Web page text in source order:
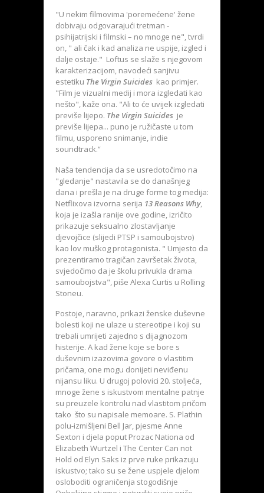
"U nekim filmovima 'poremećene' žene
dobivaju odgovarajući tretman -
psihijatrijski i filmski – no mnoge ne", tvrdi
on, " ali čak i kad analiza ne uspije, izgled i
dalje ostaje." Loftus se slaže s njegovom
karakterizacijom, navodeći sanjivu
estetiku The Virgin Suicides kao primjer.
"Film je vizualni medij i mora izgledati kao
nešto", kaže ona. "Ali to će uvijek izgledati
previše lijepo. The Virgin Suicides je
previše lijepa... puno je ružičaste u tom
filmu, usporeno snimanje, indie
soundtrack.“
Naša tendencija da se usredotočimo na
"gledanje" nastavila se do današnjeg
dana i prešla je na druge forme tog medija:
Netflixova izvorna serija 13 Reasons Why,
koja je izašla ranije ove godine, izričito
prikazuje seksualno zlostavljanje
djevojčice (slijedi PTSP i samoubojstvo)
kao lov muškog protagonista. " Umjesto da
prezentiramo tragičan završetak života,
svjedočimo da je školu privukla drama
samoubojstva", piše Alexa Curtis u Rolling
Stoneu.
Postoje, naravno, prikazi ženske duševne
bolesti koji ne ulaze u stereotipe i koji su
trebali umrijeti zajedno s dijagnozom
histerije. A kad žene koje se bore s
duševnim izazovima govore o vlastitim
pričama, one mogu donijeti neviđenu
nijansu liku. U drugoj polovici 20. stoljeća,
mnoge žene s iskustvom mentalne patnje
su preuzele kontrolu nad vlastitom pričom
tako što su napisale memoare. S. Plathin
polu-izmišljeni Bell Jar, pjesme Anne
Sexton i djela poput Prozac Nationa od
Elizabeth Wurtzel i The Center Can not
Hold od Elyn Saks iz prve ruke prikazuju
iskustvo; tako su se žene uspjele djelom
osloboditi ograničenja stogodišnje